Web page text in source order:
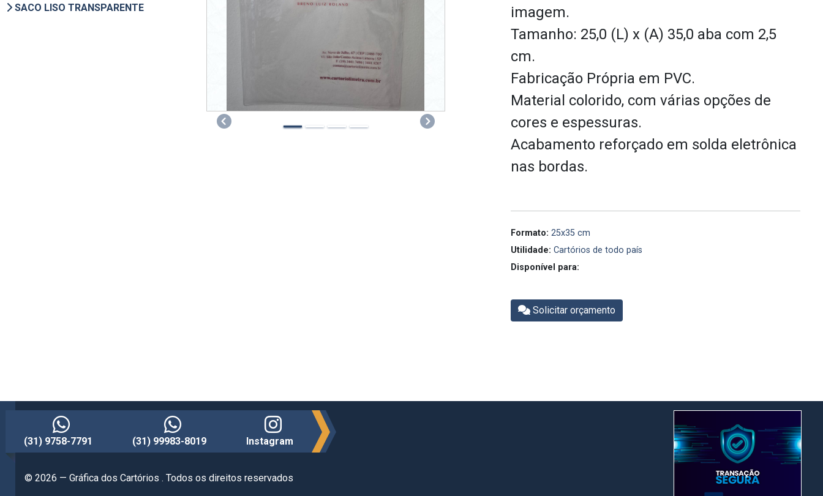
SACO LISO TRANSPARENTE
Previous Next
imagem.
Tamanho: 25,0 (L) x (A) 35,0 aba com 2,5
cm.
Fabricação Própria em PVC.
Material colorido, com várias opções de
cores e espessuras.
Acabamento reforçado em solda eletrônica
nas bordas.
Formato: 25x35 cm
Utilidade: Cartórios de todo país
Disponível para:
Solicitar orçamento
(31) 9758-7791 (31) 99983-8019 Instagram
© 2026 — Gráfica dos Cartórios . Todos os direitos reservados